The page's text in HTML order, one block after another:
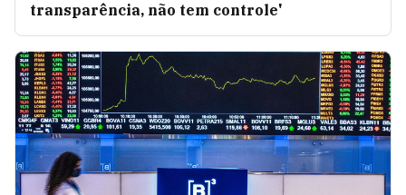
transparência, não tem controle'